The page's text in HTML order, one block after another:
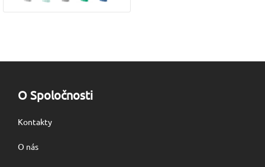
O Spoločnosti
Kontakty
O nás